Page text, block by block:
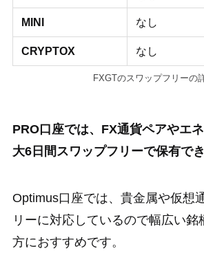
MINI なし
CRYPTOX なし
FXGTのスワップフリーの
PRO口座では、FX通貨ペアやエ
大6日間スワップフリーで保有でき
Optimus口座では、貴金属や仮想
リーに対応しているので幅広い銘
方におすすめです。